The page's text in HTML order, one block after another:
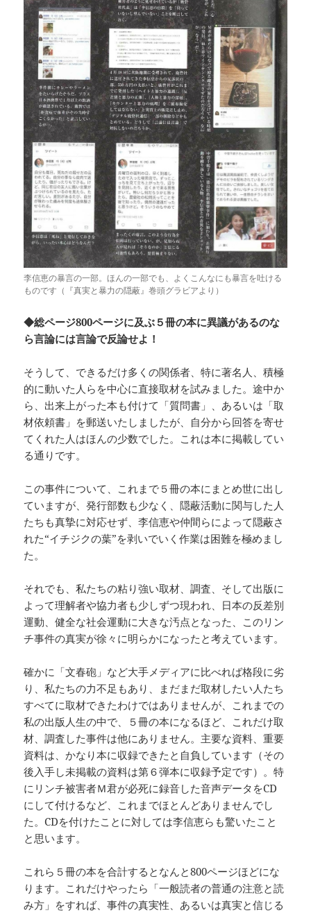
李信恵の暴言の一部。ほんの一部でも、よくこんなにも暴言を吐ける
ものです（『真実と暴力の隠蔽』巻頭グラビアより）
◆総ページ800ページに及ぶ５冊の本に異議があるのな
ら言論には言論で反論せよ！
そうして、できるだけ多くの関係者、特に著名人、積極
的に動いた人らを中心に直接取材を試みました。途中か
ら、出来上がった本も付けて「質問書」、あるいは「取
材依頼書」を郵送いたしましたが、自分から回答を寄せ
てくれた人はほんの少数でした。これは本に掲載してい
る通りです。
この事件について、これまで５冊の本にまとめ世に出し
ていますが、発行部数も少なく、隠蔽活動に関与した人
たちも真摯に対応せず、李信恵や仲間らによって隠蔽さ
れた“イチジクの葉”を剥いでいく作業は困難を極めまし
た。
それでも、私たちの粘り強い取材、調査、そして出版に
よって理解者や協力者も少しずつ現われ、日本の反差別
運動、健全な社会運動に大きな汚点となった、このリン
チ事件の真実が徐々に明らかになったと考えています。
確かに「文春砲」など大手メディアに比べれば格段に劣
り、私たちの力不足もあり、まだまだ取材したい人たち
すべてに取材できたわけではありませんが、これまでの
私の出版人生の中で、５冊の本になるほど、これだけ取
材、調査した事件は他にありません。主要な資料、重要
資料は、かなり本に収録できたと自負しています（その
後入手し未掲載の資料は第６弾本に収録予定です）。特
にリンチ被害者Ｍ君が必死に録音した音声データをCD
にして付けるなど、これまでほとんどありませんでし
た。CDを付けたことに対しては李信恵らも驚いたこと
と思います。
これら５冊の本を合計するとなんと800ページほどにな
ります。これだけやったら「一般読者の普通の注意と読
み方」をすれば、事件の真実性、あるいは真実と信じる